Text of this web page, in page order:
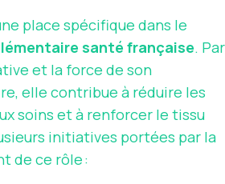
place spécifique dans le
santé française. Par
et la force de son
elle contribue à réduire les
soins et à renforcer le tissu
initiatives portées par la
de ce rôle :